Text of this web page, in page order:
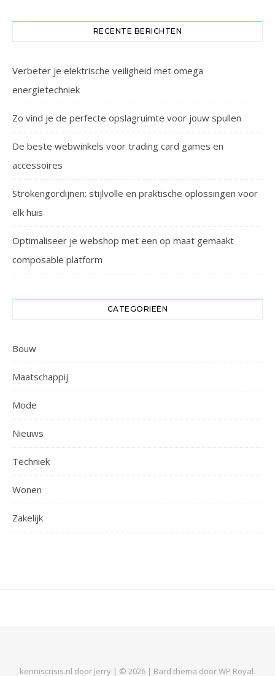
RECENTE BERICHTEN
Verbeter je elektrische veiligheid met omega
energietechniek
Zo vind je de perfecte opslagruimte voor jouw spullen
De beste webwinkels voor trading card games en
accessoires
Strokengordijnen: stijlvolle en praktische oplossingen voor
elk huis
Optimaliseer je webshop met een op maat gemaakt
composable platform
CATEGORIEËN
Bouw
Maatschappij
Mode
Nieuws
Techniek
Wonen
Zakelijk
kenniscrisis.nl door Jerry | © 2026 | Bard thema doorWP Royal.